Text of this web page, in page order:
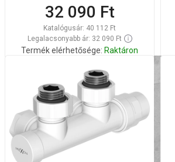
32 090 Ft
Katalógusár: 40 112 Ft
Legalacsonyabb ár: 32 090 Ft
Termék elérhetősége: Raktáron
Kosárba
Kedvenc
Hasonlítsa
össze